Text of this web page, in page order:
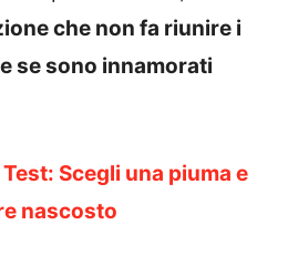
che non fa riunire i
se sono innamorati
Test: Scegli una piuma e
nascosto